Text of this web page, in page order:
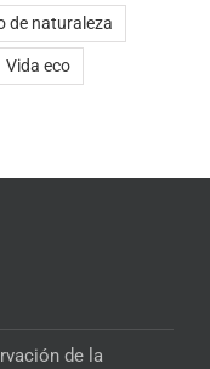
de naturaleza
Vida eco
de la